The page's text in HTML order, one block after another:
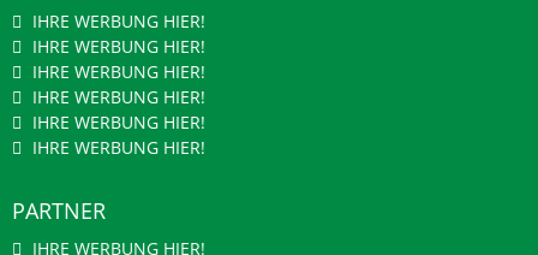
IHRE WERBUNG HIER!
IHRE WERBUNG HIER!
IHRE WERBUNG HIER!
IHRE WERBUNG HIER!
IHRE WERBUNG HIER!
IHRE WERBUNG HIER!
PARTNER
IHRE WERBUNG HIER!